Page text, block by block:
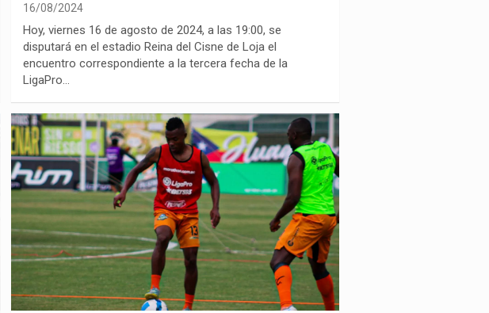
16/08/2024
Hoy, viernes 16 de agosto de 2024, a las 19:00, se
disputará en el estadio Reina del Cisne de Loja el
encuentro correspondiente a la tercera fecha de la
LigaPro…